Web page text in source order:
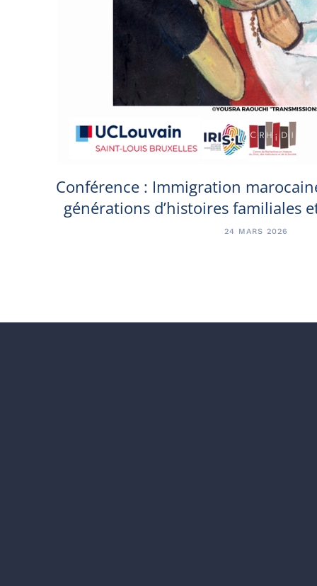
Conférence : Immigration
générations d’histoires familiales
24 MARS 2026